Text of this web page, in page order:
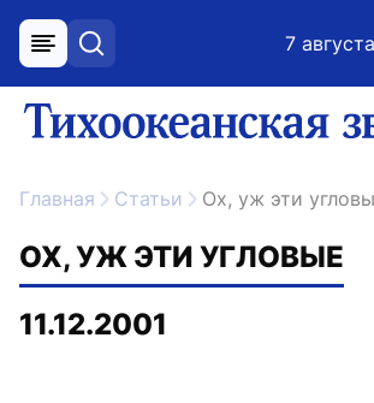
меню поиск 7
ссылка на
Главная Статьи Ох, уж эти
ОХ, УЖ ЭТИ УГЛОВЫЕ
11.12.2001